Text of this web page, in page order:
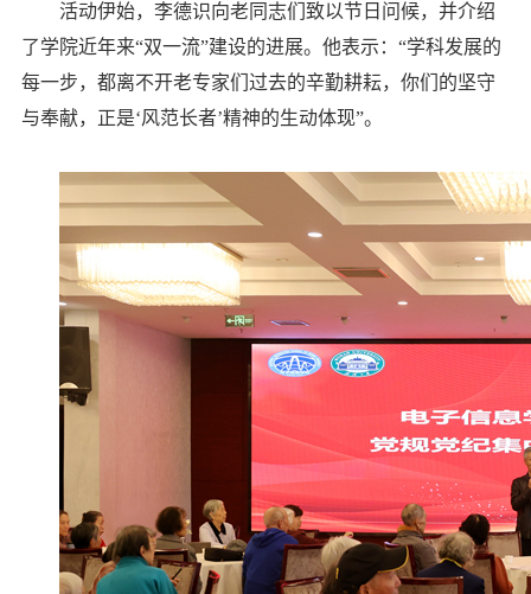
活动伊始，李德识向老同志们致以节日问候，并介绍
了学院近年来“双一流”建设的进展。他表示：“学科发展的
每一步，都离不开老专家们过去的辛勤耕耘，你们的坚守
与奉献，正是‘风范长者’精神的生动体现”。